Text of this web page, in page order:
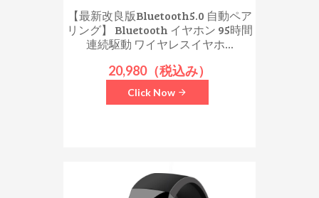
【最新改良版Bluetooth5.0 自動ペア
リング】 Bluetooth イヤホン 95時間
連続駆動 ワイヤレスイヤホ...
20,980（税込み）
Click Now